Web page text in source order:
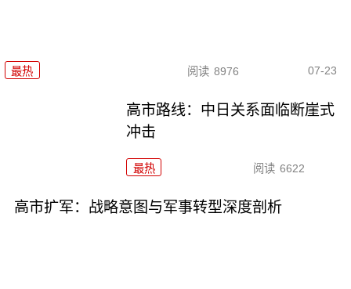
最热 阅读 8976 07-23
高市路线：中日关系面临断崖式
冲击
最热 阅读 6622
高市扩军：战略意图与军事转型深度剖析